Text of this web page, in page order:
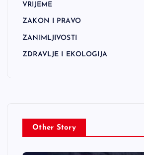
VRIJEME
ZAKON I PRAVO
ZANIMLJIVOSTI
ZDRAVLJE I EKOLOGIJA
Other Story